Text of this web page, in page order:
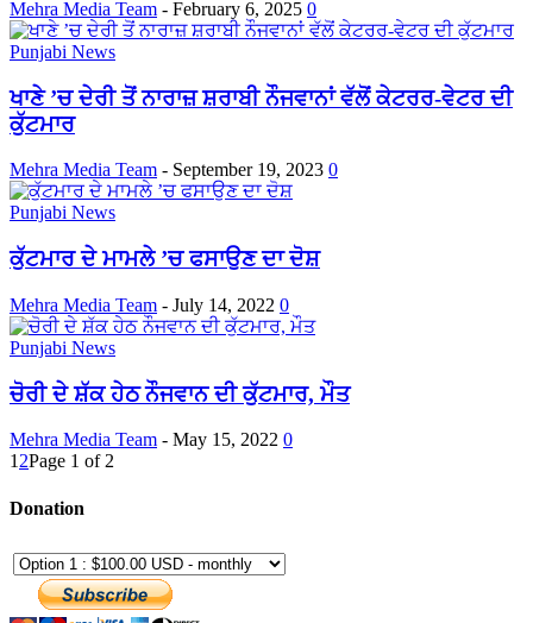
Mehra Media Team - February 6, 2025 0
Punjabi News
ਖਾਣੇ ’ਚ ਦੇਰੀ ਤੋਂ ਨਾਰਾਜ਼ ਸ਼ਰਾਬੀ ਨੌਜਵਾਨਾਂ ਵੱਲੋਂ ਕੇਟਰਰ-ਵੇਟਰ ਦੀ
ਕੁੱਟਮਾਰ
Mehra Media Team - September 19, 2023 0
Punjabi News
ਕੁੱਟਮਾਰ ਦੇ ਮਾਮਲੇ ’ਚ ਫਸਾਉਣ ਦਾ ਦੋਸ਼
Mehra Media Team - July 14, 2022 0
Punjabi News
ਚੋਰੀ ਦੇ ਸ਼ੱਕ ਹੇਠ ਨੌਜਵਾਨ ਦੀ ਕੁੱਟਮਾਰ, ਮੌਤ
Mehra Media Team - May 15, 2022 0
1 2Page 1 of 2
Donation